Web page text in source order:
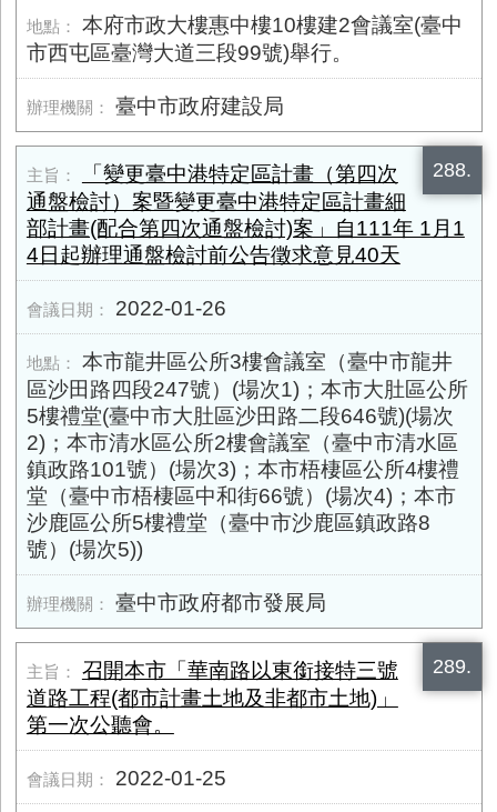
本府市政大樓惠中樓10樓建2會議室(臺中
市西屯區臺灣大道三段99號)舉行。
臺中市政府建設局
288.
「變更臺中港特定區計畫（第四次
通盤檢討）案暨變更臺中港特定區計畫細
部計畫(配合第四次通盤檢討)案」自111年 1月1
4日起辦理通盤檢討前公告徵求意見40天
2022-01-26
本市龍井區公所3樓會議室（臺中市龍井
區沙田路四段247號）(場次1)；本市大肚區公所
5樓禮堂(臺中市大肚區沙田路二段646號)(場次
2)；本市清水區公所2樓會議室（臺中市清水區
鎮政路101號）(場次3)；本市梧棲區公所4樓禮
堂（臺中市梧棲區中和街66號）(場次4)；本市
沙鹿區公所5樓禮堂（臺中市沙鹿區鎮政路8
號）(場次5))
臺中市政府都市發展局
289.
召開本市「華南路以東銜接特三號
道路工程(都市計畫土地及非都市土地)」
第一次公聽會。
2022-01-25